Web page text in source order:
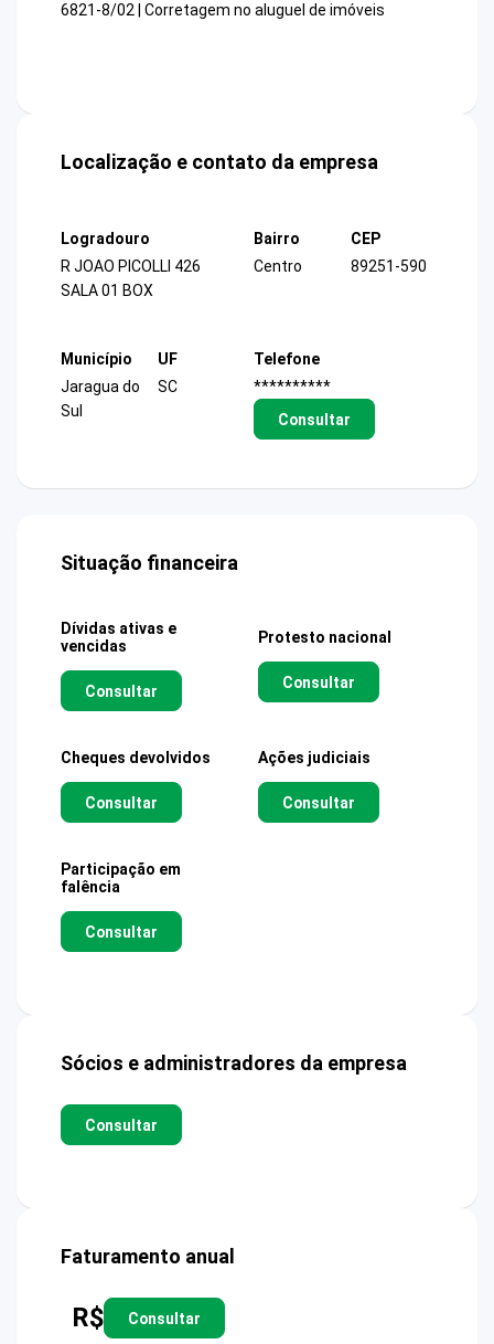
6821-8/02 | Corretagem no aluguel de imóveis
Localização e contato da empresa
Logradouro
R JOAO PICOLLI 426
SALA 01 BOX
Bairro
Centro
CEP
89251-590
Município
Jaragua do
Sul
UF
SC
Telefone
**********
Consultar
Situação financeira
Dívidas ativas e
vencidas
Consultar
Protesto nacional
Consultar
Cheques devolvidos
Consultar
Ações judiciais
Consultar
Participação em
falência
Consultar
Sócios e administradores da empresa
Consultar
Faturamento anual
R$ Consultar